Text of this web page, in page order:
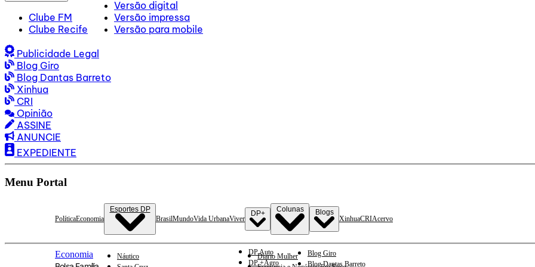
Clube FM
Clube Recife
Versão digital
Versão impressa
Versão para mobile
Publicidade Legal
Blog Giro
Blog Dantas Barreto
Xinhua
CRI
Opinião
ASSINE
ANUNCIE
EXPEDIENTE
Menu Portal
PolíticaEconomia
Esportes DP
Náutico
BrasilMundoVida UrbanaViver
DP+
DP Auto
DP +Agro
Colunas
Diario Mulher
Blogs
Blog Giro
Blog Dantas Barreto
XinhuaCRIAcervo
Economia